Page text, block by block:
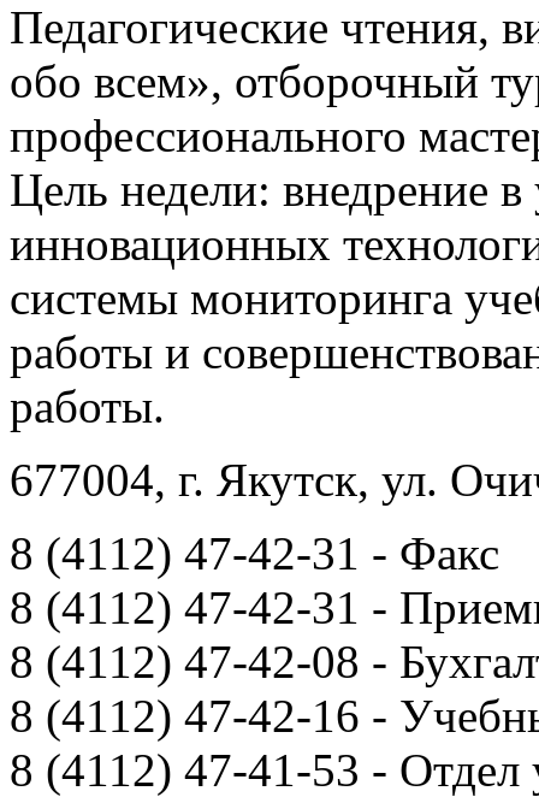
Педагогические чтения,
обо всем», отборочный
профессионального
Цель недели: внедрение
инновационных
системы мониторинга
работы и
работы.
677004, г. Якутск, ул.
8 (4112) 47-42-31 - Факс
8 (4112) 47-42-31 -
8 (4112) 47-42-08 -
8 (4112) 47-42-16 -
8 (4112) 47-41-53 - Отдел